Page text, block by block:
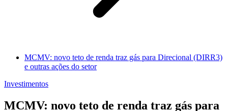
MCMV: novo teto de renda traz gás para Direcional (DIRR3)
e outras ações do setor
Investimentos
MCMV: novo teto de renda traz gás para